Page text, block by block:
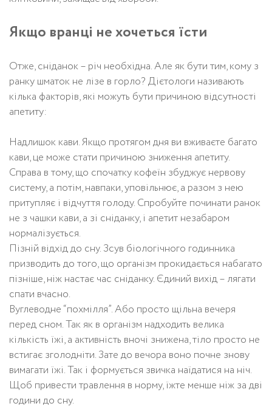
Якщо вранці не хочеться їсти
Отже, сніданок – річ необхідна. Але як бути тим, кому з
ранку шматок не лізе в горло? Дієтологи називають
кілька факторів, які можуть бути причиною відсутності
апетиту:
Надлишок кави. Якщо протягом дня ви вживаєте багато
кави, це може стати причиною зниження апетиту.
Справа в тому, що спочатку кофеїн збуджує нервову
систему, а потім, навпаки, уповільнює, а разом з нею
притупляє і відчуття голоду. Спробуйте починати ранок
не з чашки кави, а зі сніданку, і апетит незабаром
нормалізується.
Пізній відхід до сну. Зсув біологічного годинника
призводить до того, що організм прокидається набагато
пізніше, ніж настає час сніданку. Єдиний вихід – лягати
спати вчасно.
Вуглеводне “похмілля”. Або просто щільна вечеря
перед сном. Так як в організм надходить велика
кількість їжі, а активність вночі знижена, тіло просто не
встигає зголодніти. Зате до вечора воно почне знову
вимагати їжі. Так і формується звичка наїдатися на ніч.
Щоб привести травлення в норму, їжте менше ніж за дві
години до сну.